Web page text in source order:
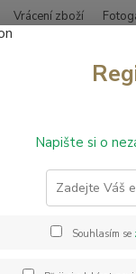
Vrácení zboží
Obvodové lišty
Napište si o
Souhlasím se